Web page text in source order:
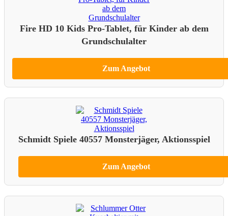
Fire HD 10 Kids Pro-Tablet, für Kinder ab dem
Grundschulalter
Zum Angebot
Schmidt Spiele 40557 Monsterjäger, Aktionsspiel
Zum Angebot